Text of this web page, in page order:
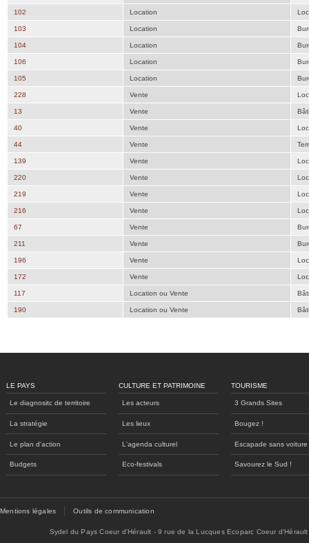
102 Location
103 Location
104 Location
106 Location
105 Location
228 Vente
13 Vente
40 Vente
44 Vente
139 Vente
220 Vente
219 Vente
216 Vente
67 Vente
211 Vente
196 Vente
172 Vente
117 Location ou Vente
190 Location ou Vente
LE PAYS
Le diagnositc de territoire
La stratégie
Le plan d'action
Budgets
CULTURE ET PATRIMOINE
Les acteurs
Les lieux
L'agenda culturel
Eco-festivals
TOURISME
3 Grands Sites
Bougez !
Escapade sans voiture
Savourez le Sud !
Mentions légales Outils de communication
Sydel du Pays Coeur d'Hérault - 9 rue de la Lucques Ecoparc Coeur